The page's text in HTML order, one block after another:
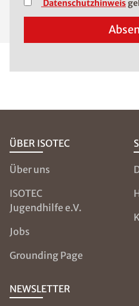
Datenschutzhinweis
ÜBER ISOTEC
Über uns
ISOTEC
Jugendhilfe e.V.
Jobs
Grounding Page
NEWSLETTER